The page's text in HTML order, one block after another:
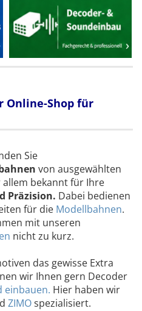
Online-Shop für
Sie
von ausgewählten
allem bekannt für Ihre
Präzision. Dabei bedienen
für die Modellbahnen.
mit unseren
nicht zu kurz.
das gewisse Extra
wir Ihnen gern Decoder
einbauen. Hier haben wir
ZIMOspezialisiert.